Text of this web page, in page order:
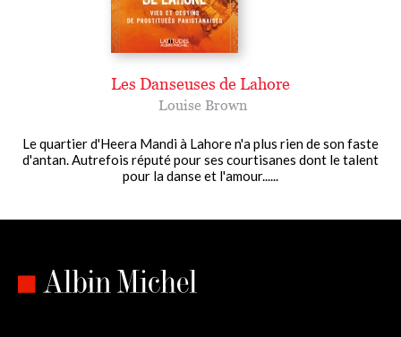
Les Danseuses de Lahore
Louise Brown
Le quartier d'Heera Mandi à Lahore n'a plus rien de son faste
d'antan. Autrefois réputé pour ses courtisanes dont le talent
pour la danse et l'amour......